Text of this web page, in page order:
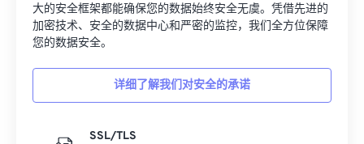
大的安全框架都能确保您的数据始终安全无虞。凭借先进的
加密技术、安全的数据中心和严密的监控，我们全方位保障
您的数据安全。
详细了解我们对安全的承诺
SSL/TLS